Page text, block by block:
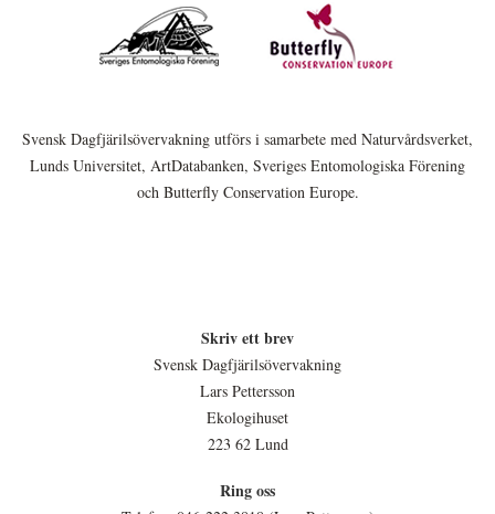
Svensk Dagfjärilsövervakning utförs i samarbete med Naturvårdsverket,
Lunds Universitet, ArtDatabanken, Sveriges Entomologiska Förening
och Butterfly Conservation Europe.
Skriv ett brev
Svensk Dagfjärilsövervakning
Lars Pettersson
Ekologihuset
223 62 Lund
Ring oss